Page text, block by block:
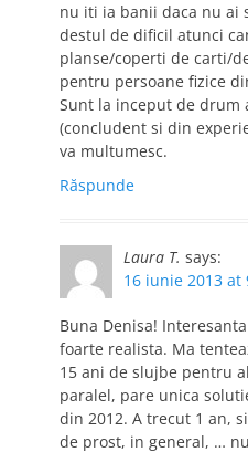
nu iti ia banii daca nu ai
destul de dificil atunci
planse/coperti de carti/
pentru persoane fizice
Sunt la inceput de drum
(concludent si din
va multumesc.
Răspunde
Laura T. says:
16 iunie 2013 at
Buna Denisa!
foarte realista. Ma
15 ani de slujbe pentru
paralel, pare unica
din 2012. A trecut 1 an,
de prost, in general, …